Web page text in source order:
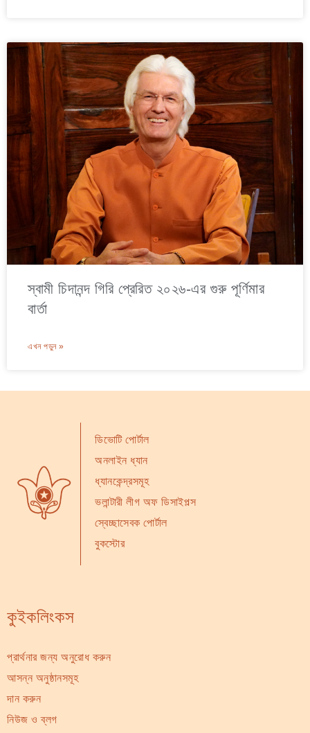
স্বামী চিদানন্দ গিরি প্রেরিত ২০২৬-এর গুরু পূর্ণিমার
বার্তা
এখন পড়ুন »
ডিভোটি পোর্টাল
অনলাইন ধ্যান
ধ্যানকেন্দ্রসমূহ
ভলান্টারী লীগ অফ ডিসাইপল্স
স্বেচ্ছাসেবক পোর্টাল
বুকস্টোর
কুইকলিংকস
প্রার্থনার জন্য অনুরোধ করুন
আসন্ন অনুষ্ঠানসমূহ
দান করুন
নিউজ ও ব্লগ